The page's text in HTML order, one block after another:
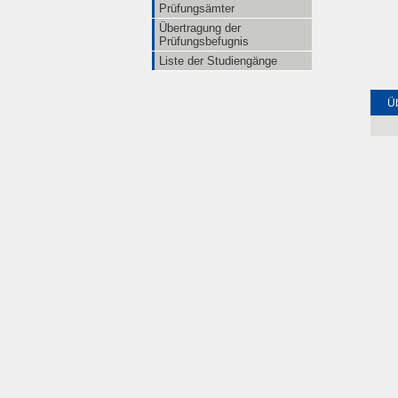
Prüfungsämter
Übertragung der
Prüfungsbefugnis
Liste der Studiengänge